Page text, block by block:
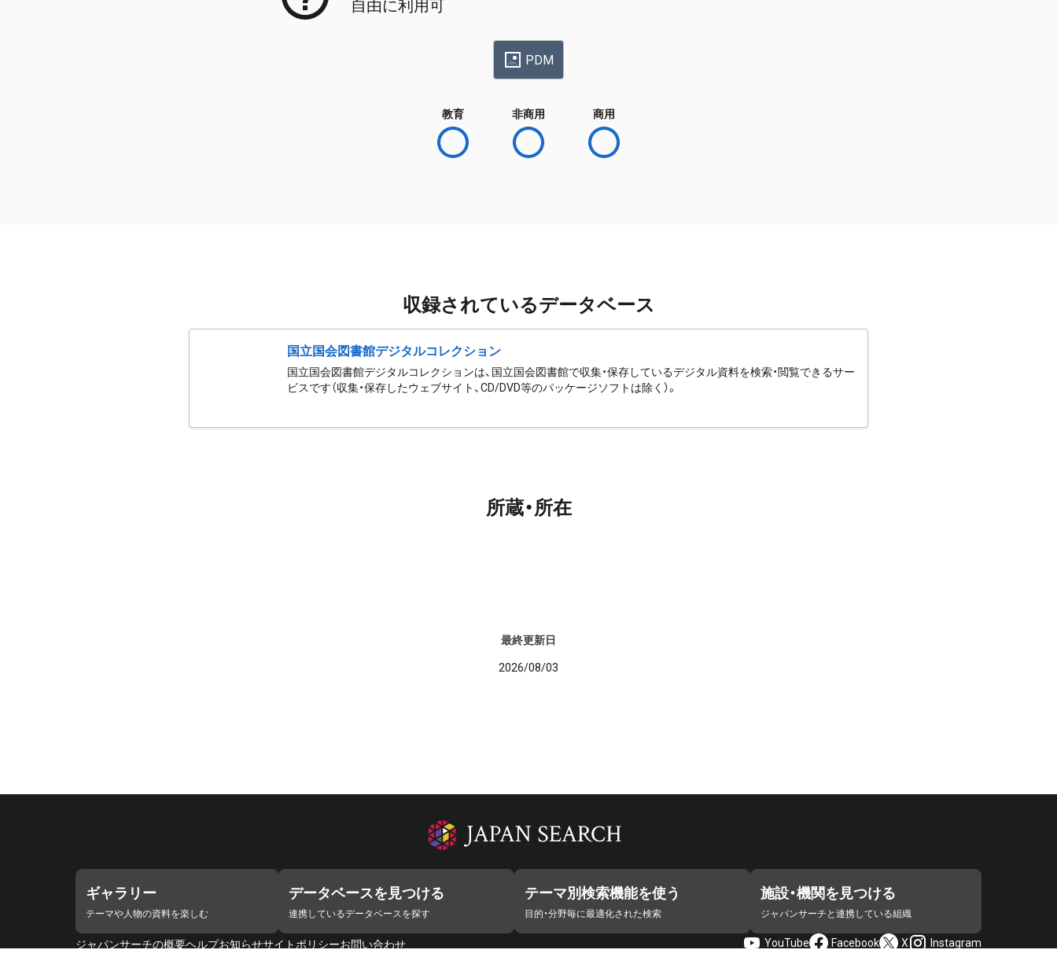
自由に利用可
PDM
教育 非商用 商用
収録されているデータベース
国立国会図書館デジタルコレクション
国立国会図書館デジタルコレクションは、国立国会図書館で収集・保存しているデジタル資料を検索・閲覧できるサー
ビスです（収集・保存したウェブサイト、CD/DVD等のパッケージソフトは除く）。
所蔵・所在
最終更新日
2026/08/03
ギャラリー
テーマや人物の資料を楽しむ
データベースを見つける
連携しているデータベースを探す
テーマ別検索機能を使う
目的・分野毎に最適化された検索
施設・機関を見つける
ジャパンサーチと連携している組織
ジャパンサーチの概要ヘルプお知らせサイトポリシーお問い合わせ YouTube Facebook X Instagram